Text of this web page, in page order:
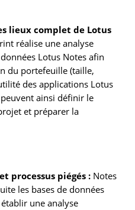
lieux complet de Lotus
réalise une analyse
Lotus Notes afin
du portefeuille (taille,
des applications Lotus
ainsi définir le
et préparer la
processus piégés : Notes
les bases de données
une analyse